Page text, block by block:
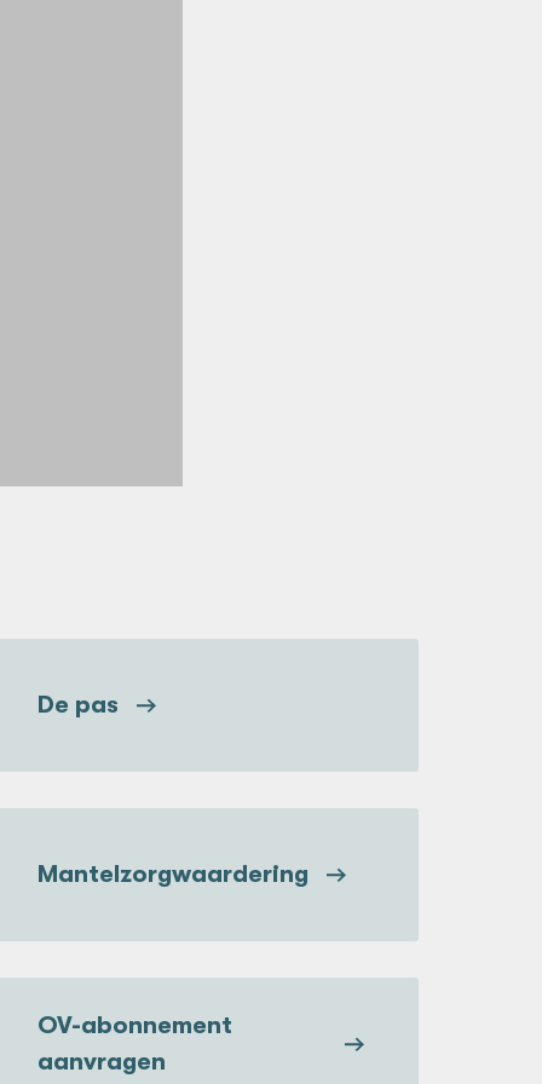
De pas
Mantelzorgwaardering
OV-abonnement
aanvragen